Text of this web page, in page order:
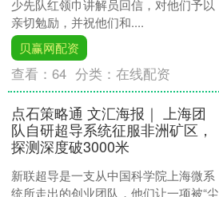
少先队红领巾讲解员回信，对他们予以
亲切勉励，并祝他们和....
贝赢网配资
查看：64 分类：在线配资
点石策略通 文汇海报｜ 上海团
队自研超导系统征服非洲矿区，
探测深度破3000米
新联超导是一支从中国科学院上海微系
统所走出的创业团队，他们让一项被“尘